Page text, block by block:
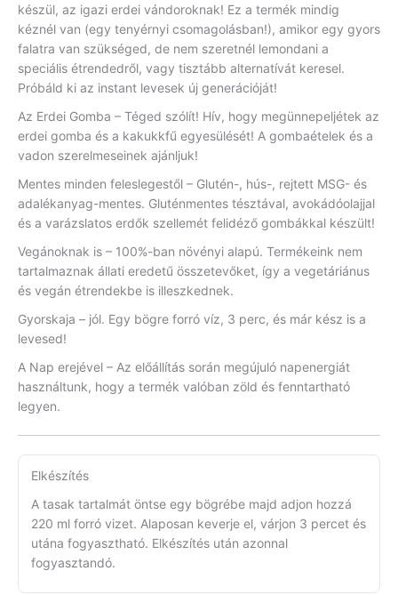
készül, az igazi erdei vándoroknak! Ez a termék mindig
kéznél van (egy tenyérnyi csomagolásban!), amikor egy gyors
falatra van szükséged, de nem szeretnél lemondani a
speciális étrendedről, vagy tisztább alternatívát keresel.
Próbáld ki az instant levesek új generációját!
Az Erdei Gomba – Téged szólít! Hív, hogy megünnepeljétek az
erdei gomba és a kakukkfű egyesülését! A gombaételek és a
vadon szerelmeseinek ajánljuk!
Mentes minden feleslegestől – Glutén-, hús-, rejtett MSG- és
adalékanyag-mentes. Gluténmentes tésztával, avokádóolajjal
és a varázslatos erdők szellemét felidéző gombákkal készült!
Vegánoknak is – 100%-ban növényi alapú. Termékeink nem
tartalmaznak állati eredetű összetevőket, így a vegetáriánus
és vegán étrendekbe is illeszkednek.
Gyorskaja – jól. Egy bögre forró víz, 3 perc, és már kész is a
levesed!
A Nap erejével – Az előállítás során megújuló napenergiát
használtunk, hogy a termék valóban zöld és fenntartható
legyen.
Elkészítés
A tasak tartalmát öntse egy bögrébe majd adjon hozzá
220 ml forró vizet. Alaposan keverje el, várjon 3 percet és
utána fogyasztható. Elkészítés után azonnal
fogyasztandó.